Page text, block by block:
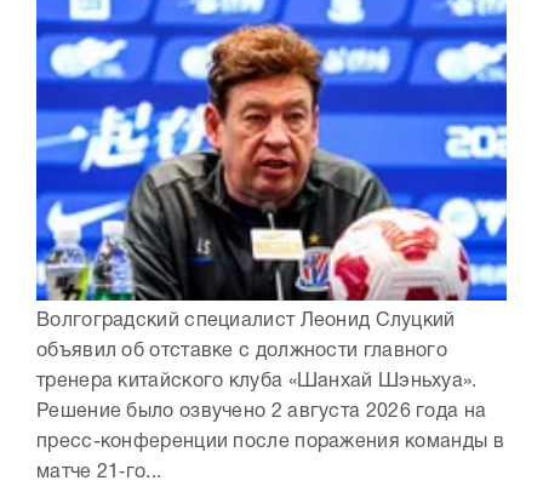
Волгоградский специалист Леонид Слуцкий
объявил об отставке с должности главного
тренера китайского клуба «Шанхай Шэньхуа».
Решение было озвучено 2 августа 2026 года на
пресс-конференции после поражения команды в
матче 21‑го...